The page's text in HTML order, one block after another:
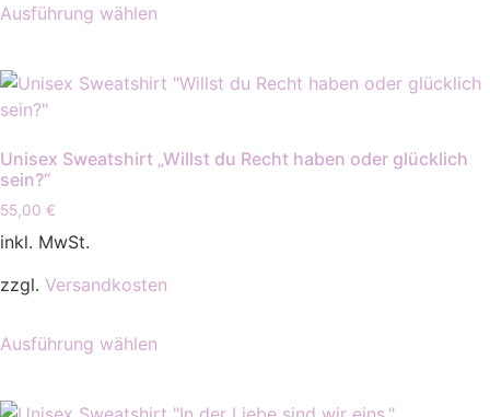
Ausführung wählen
mehrere
Die
Produktseite
Unisex Sweatshirt „Willst du Recht haben oder glücklich
sein?“
55,00 €
inkl. MwSt.
zzgl. Versandkosten
Ausführung wählen
mehrere